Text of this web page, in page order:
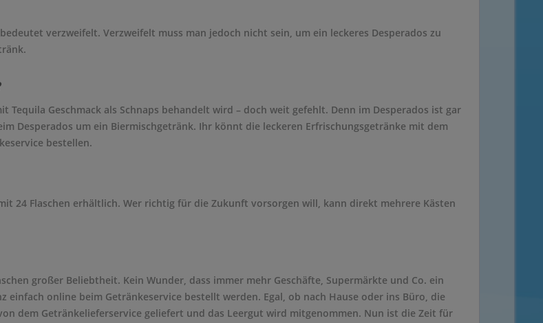
verzweifelt. Verzweifelt muss man jedoch nicht sein, um ein leckeres Desperados zu
Tequila Geschmack als Schnaps behandelt wird – doch weit gefehlt. Denn im Desperados ist gar
Desperados um ein Biermischgetränk. Ihr könnt die leckeren Erfrischungsgetränke mit dem
bestellen.
24 Flaschen erhältlich. Wer richtig für die Zukunft vorsorgen will, kann direkt mehrere Kästen
großer Beliebtheit. Kein Wunder, dass immer mehr Geschäfte, Supermärkte und Co. ein
einfach online beim Getränkeservice bestellt werden. Egal, ob nach Hause oder ins Büro, die
dem Getränkelieferservice geliefert und das Leergut wird mitgenommen. Nun ist die Zeit für